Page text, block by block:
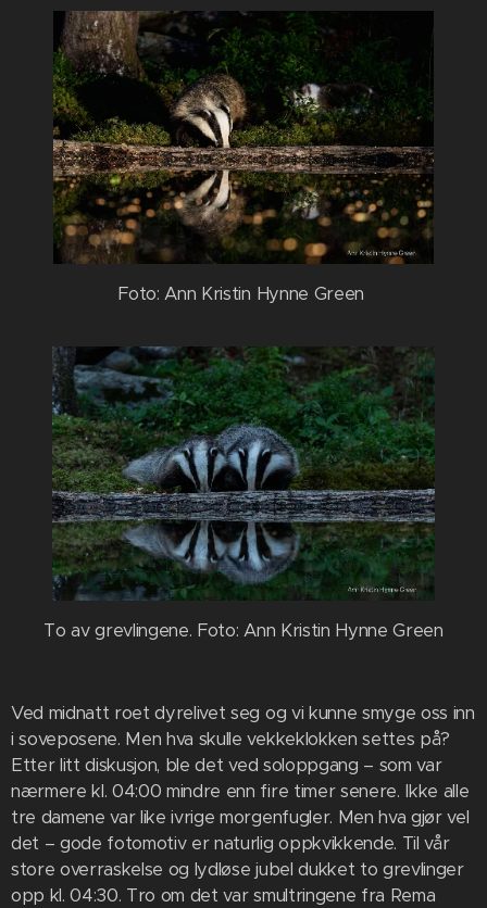
Foto: Ann Kristin Hynne Green
To av grevlingene. Foto: Ann Kristin Hynne Green
Ved midnatt roet dyrelivet seg og vi kunne smyge oss inn
i soveposene. Men hva skulle vekkeklokken settes på?
Etter litt diskusjon, ble det ved soloppgang – som var
nærmere kl. 04:00 mindre enn fire timer senere. Ikke alle
tre damene var like ivrige morgenfugler. Men hva gjør vel
det – gode fotomotiv er naturlig oppkvikkende. Til vår
store overraskelse og lydløse jubel dukket to grevlinger
opp kl. 04:30. Tro om det var smultringene fra Rema